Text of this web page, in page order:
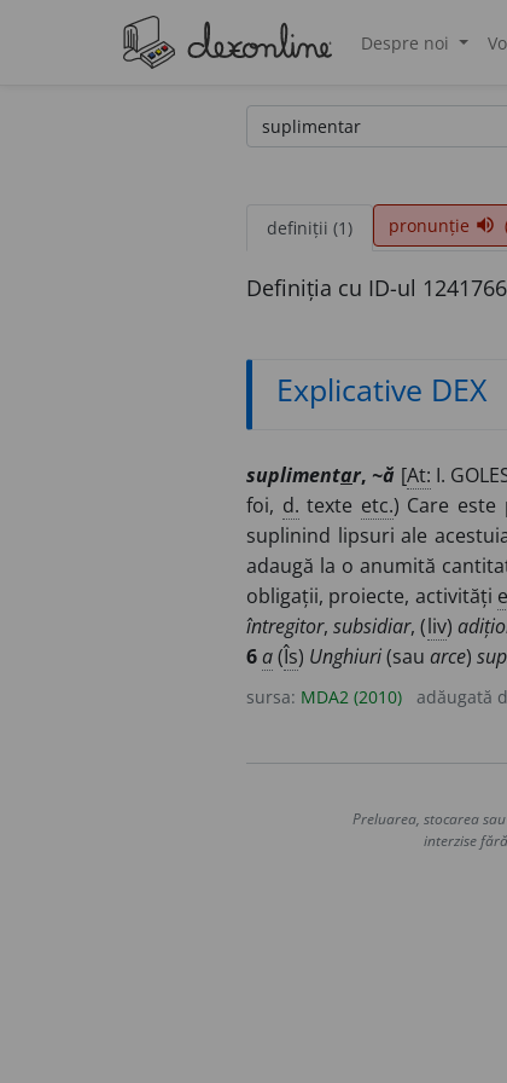
Despre noi
definiții (1) pronunție volume_up
Definiția cu ID-ul
Explicative DEX
suplimentar, ~ă [At: I.
foi, d. texte etc.) Care
suplinind lipsuri ale
adaugă la o anumită
obligații, proiecte, activități
întregitor,subsidiar, (liv)
6a(Îs) Unghiuri(sau arce)
sursa: MDA2 (2010) adăugată
Preluarea, stocarea
interzise